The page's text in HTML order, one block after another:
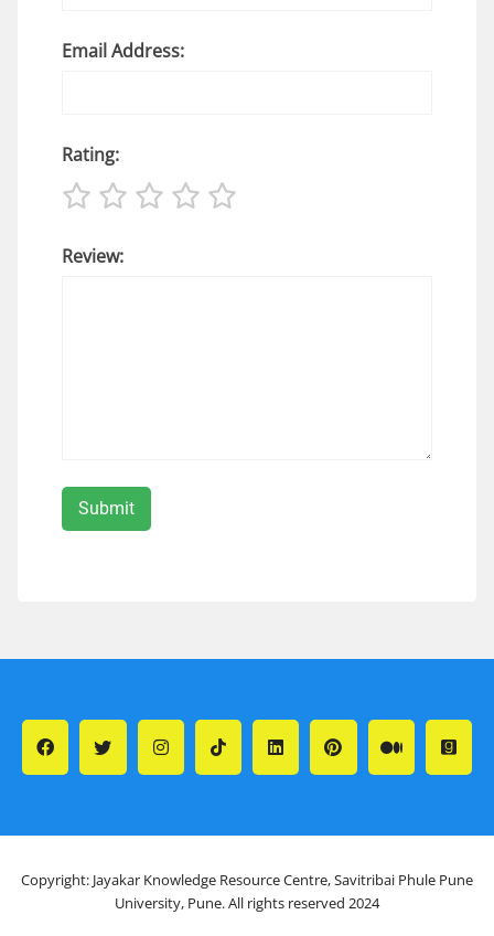
Email Address:
Rating:
Review:
Copyright: Jayakar Knowledge Resource Centre, Savitribai Phule Pune
University, Pune. All rights reserved 2024